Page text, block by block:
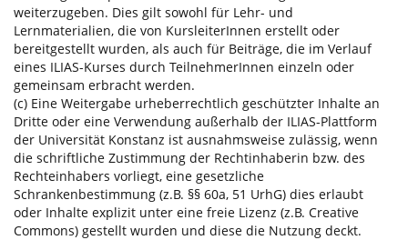
weiterzugeben. Dies gilt sowohl für Lehr- und
Lernmaterialien, die von KursleiterInnen erstellt oder
bereitgestellt wurden, als auch für Beiträge, die im Verlauf
eines ILIAS-Kurses durch TeilnehmerInnen einzeln oder
gemeinsam erbracht werden.
(c) Eine Weitergabe urheberrechtlich geschützter Inhalte an
Dritte oder eine Verwendung außerhalb der ILIAS-Plattform
der Universität Konstanz ist ausnahmsweise zulässig, wenn
die schriftliche Zustimmung der Rechtinhaberin bzw. des
Rechteinhabers vorliegt, eine gesetzliche
Schrankenbestimmung (z.B. §§ 60a, 51 UrhG) dies erlaubt
oder Inhalte explizit unter eine freie Lizenz (z.B. Creative
Commons) gestellt wurden und diese die Nutzung deckt.